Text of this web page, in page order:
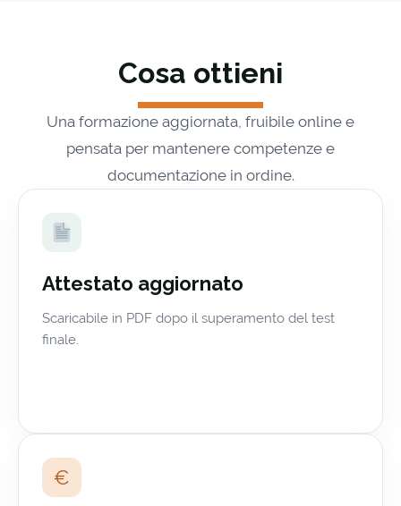
Cosa ottieni
Una formazione aggiornata, fruibile online e
pensata per mantenere competenze e
documentazione in ordine.
Attestato aggiornato
Scaricabile in PDF dopo il superamento del test
finale.
€